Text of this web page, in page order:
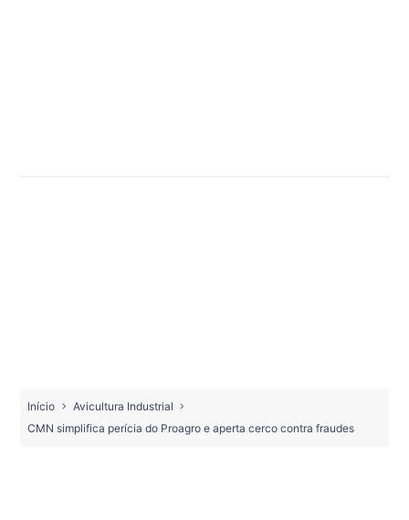
Início
Avicultura Industrial
CMN simplifica perícia do Proagro e aperta cerco contra fraudes